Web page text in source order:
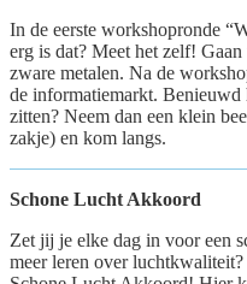
In de eerste workshopronde
erg is dat? Meet het zelf!
zware metalen. Na de
de informatiemarkt.
zitten? Neem dan een klein
zakje) en kom langs.
Schone Lucht Akkoord
Zet jij je elke dag in voor een
meer leren over